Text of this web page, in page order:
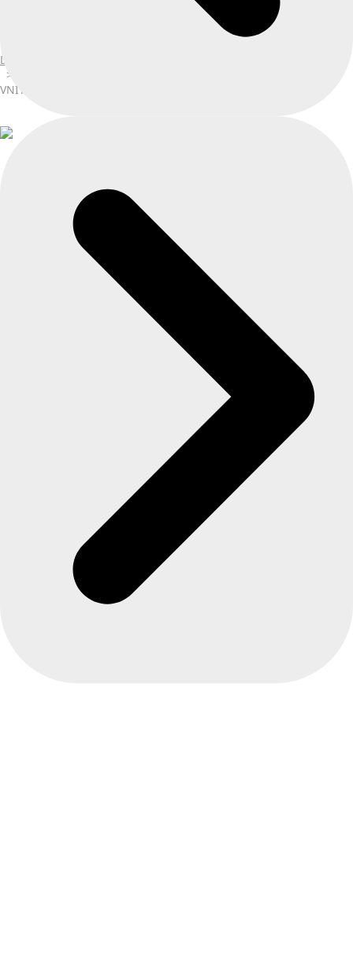
DOMŮ
VNITŘNÍ NÁSTĚNNÁ JEDNOTKA PERFORMANCE 1,8 KW